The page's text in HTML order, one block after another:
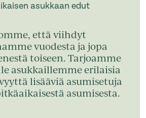
asukkaan edut
että viihdyt
vuodesta ja jopa
toiseen. Tarjoamme
asukkaillemme erilaisia
lisääviä asumisetuja
asumisesta.